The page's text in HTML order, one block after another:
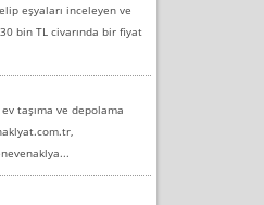
eşyaları inceleyen ve
bin TL civarında bir fiyat
taşıma ve depolama